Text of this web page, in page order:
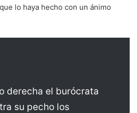
lo haya hecho con un ánimo
derecha el burócrata
su pecho los